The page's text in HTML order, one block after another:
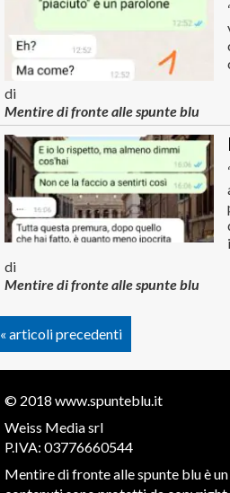
di
Mentire di fronte alle spunte blu
di
Mentire di fronte alle spunte blu
« articoli precedenti
© 2018 www.spunteblu.it
Weiss Media srl
P.IVA: 03776660544
Mentire di fronte alle spunte blu è